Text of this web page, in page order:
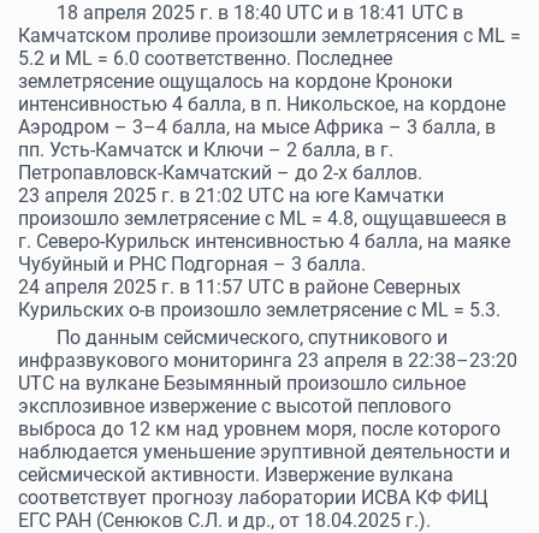
18 апреля 2025 г. в 18:40 UTC и в 18:41 UTC в
Камчатском проливе произошли землетрясения с МL =
5.2 и МL = 6.0 соответственно. Последнее
землетрясение ощущалось на кордоне Кроноки
интенсивностью 4 балла, в п. Никольское, на кордоне
Аэродром – 3–4 балла, на мысе Африка – 3 балла, в
пп. Усть-Камчатск и Ключи – 2 балла, в г.
Петропавловск-Камчатский – до 2-х баллов.
23 апреля 2025 г. в 21:02 UTC на юге Камчатки
произошло землетрясение с МL = 4.8, ощущавшееся в
г. Северо-Курильск интенсивностью 4 балла, на маяке
Чубуйный и РНС Подгорная – 3 балла.
24 апреля 2025 г. в 11:57 UTC в районе Северных
Курильских о-в произошло землетрясение с МL = 5.3.
По данным сейсмического, спутникового и
инфразвукового мониторинга 23 апреля в 22:38–23:20
UTC на вулкане Безымянный произошло сильное
эксплозивное извержение с высотой пеплового
выброса до 12 км над уровнем моря, после которого
наблюдается уменьшение эруптивной деятельности и
сейсмической активности. Извержение вулкана
соответствует прогнозу лаборатории ИСВА КФ ФИЦ
ЕГС РАН (Сенюков С.Л. и др., от 18.04.2025 г.).